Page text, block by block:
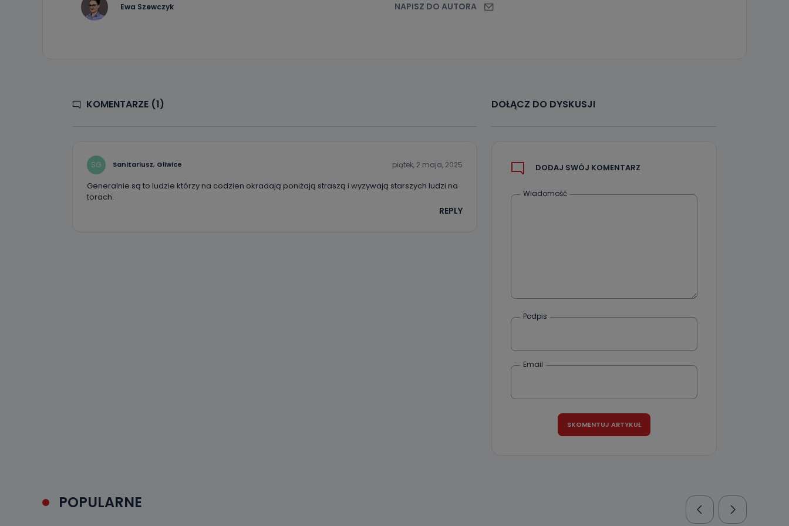
19 dostępu do danych osobowych dotyczących Państwa oraz uzyskania ich kopii, a także żądania
Jak skontaktować się z inspektorem danych osobowych?
Można to zrobić pod numerem telefonu 62 735-51-05 lub e-mailowo pod adresem:
Ewa Szewczyk NAPISZ DO AUTORA
KOMENTARZE (1)
SG Sanitariusz, Gliwice piątek, 2 maja, 2025
Generalnie są to ludzie którzy na codzien okradają poniżają straszą i wyzywają starszych ludzi na
torach.
REPLY
DOŁĄCZ DO DYSKUSJI
DODAJ SWÓJ KOMENTARZ
Wiadomość
Podpis
Email
POPULARNE